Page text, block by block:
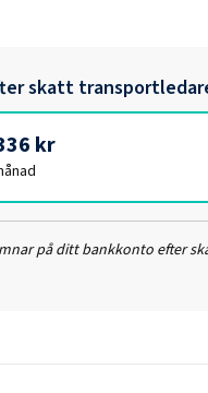
skatt
kr
på ditt bankkonto efter